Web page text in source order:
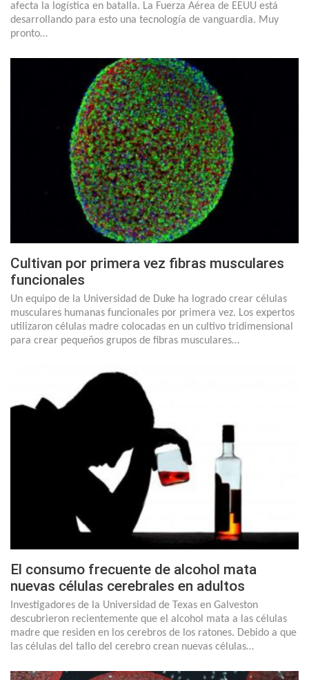
afecta la logística en batalla. La Fuerza Aérea de EEUU está
desarrollando para esto una tecnología de vanguardia. Muy
pronto…
Cultivan por primera vez fibras musculares
funcionales
Un equipo de la Universidad de Duke ha logrado crear células
musculares humanas funcionales por primera vez. Los expertos
utilizaron células madre colocadas en un cultivo tridimensional
para crear pequeños grupos de fibras musculares…
El consumo frecuente de alcohol mata
nuevas células cerebrales en adultos
Investigadores de la Universidad de Texas en Galveston
descubrieron recientemente que el alcohol mata a las células
madre que residen en los cerebros de los ratones. Debido a que
las células del tallo del cerebro crean nuevas células…